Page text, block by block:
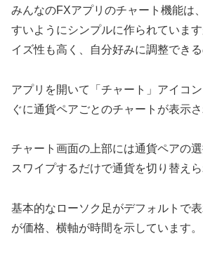
みんなのFXアプリのチャート機能は
すいようにシンプルに作られていま
イズ性も高く、自分好みに調整できる
アプリを開いて「チャート」アイコ
ぐに通貨ペアごとのチャートが表示さ
チャート画面の上部には通貨ペアの選
スワイプするだけで通貨を切り替えら
基本的なローソク足がデフォルトで
が価格、横軸が時間を示しています。